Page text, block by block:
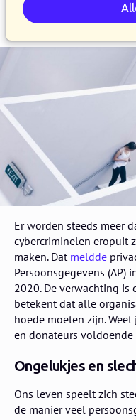
Er worden steeds meer
cybercriminelen eropuit
maken. Dat meldde
Persoonsgegevens (AP)
2020. De verwachting is
betekent dat alle
hoede moeten zijn.
en donateurs
Ongelukjes en
Ons leven speelt zich
de manier veel